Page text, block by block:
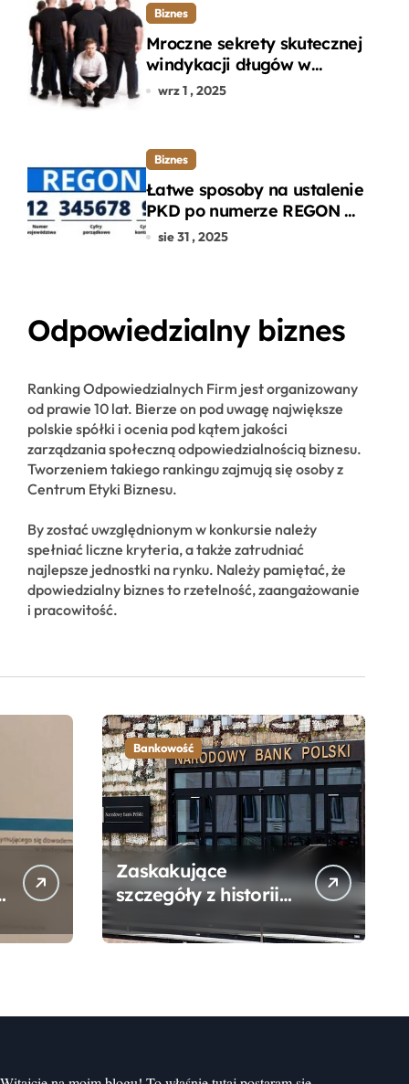
Biznes
Mroczne sekrety skutecznej
windykacji długów w
departamencie windykacji
wrz 1 , 2025
Biznes
Łatwe sposoby na ustalenie
PKD po numerze REGON w
kilku prostych krokach
sie 31 , 2025
Odpowiedzialny biznes
Ranking Odpowiedzialnych Firm jest organizowany
od prawie 10 lat. Bierze on pod uwagę największe
polskie spółki i ocenia pod kątem jakości
zarządzania społeczną odpowiedzialnością biznesu.
Tworzeniem takiego rankingu zajmują się osoby z
Centrum Etyki Biznesu.
By zostać uwzględnionym w konkursie należy
spełniać liczne kryteria, a także zatrudniać
najlepsze jednostki na rynku. Należy pamiętać, że
dpowiedzialny biznes to rzetelność, zaangażowanie
i pracowitość.
Bankowość
Zaskakujące
szczegóły z historii
Narodowego Banku